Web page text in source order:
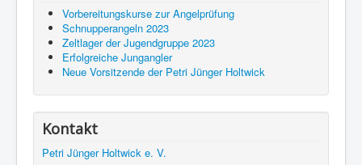
Vorbereitungskurse zur Angelprüfung
Schnupperangeln 2023
Zeltlager der Jugendgruppe 2023
Erfolgreiche Jungangler
Neue Vorsitzende der Petri Jünger Holtwick
Kontakt
Petri Jünger Holtwick e. V.